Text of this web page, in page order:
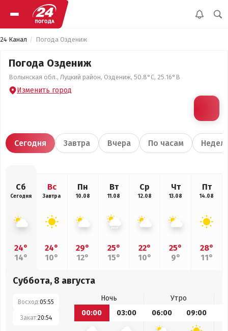
24 Канал Погода Оздениж
Погода Оздениж
Волынская обл., Луцкий район, Оздениж, 50.8°С, 25.16°В
Изменить город
Сегодня Завтра Вчера По часам
Сб
Сегодня
24°
14°
Вс
Завтра
24°
10°
Пн
10.08
29°
12°
Вт
11.08
25°
15°
Ср
12.08
22°
10°
Чт
13.08
25°
9°
Пт
14.08
28°
11°
Суббота, 8 августа
Восход:05:55
Закат:20:54
Ночь
Утро
00:00
03:00 06:00 09:00